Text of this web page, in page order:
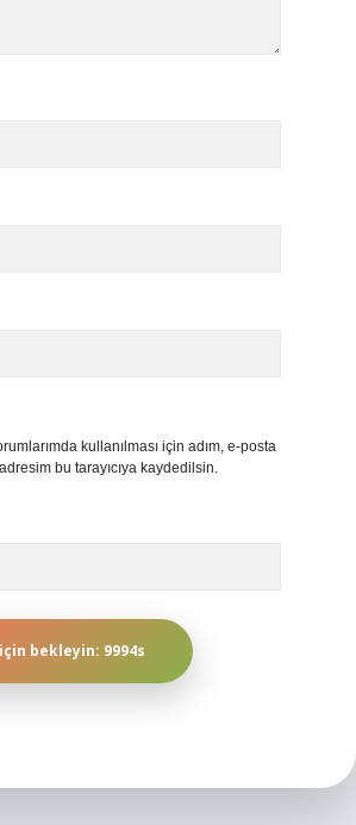
kullanılması için adım, e-posta
bu tarayıcıya kaydedilsin.